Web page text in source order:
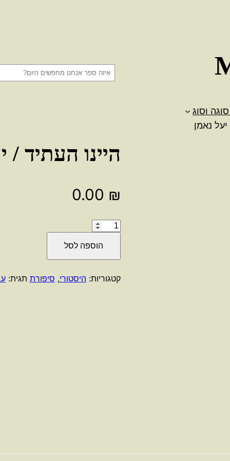
וסוג
ח
נאמן
היינו העתיד /
0.00 ₪
כמות
העתיד
/
הוספה לסל
קטגוריות: היסטורי, סיפורת תגית: